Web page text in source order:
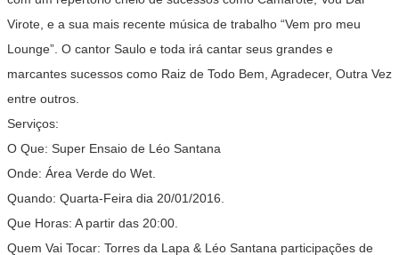
Virote, e a sua mais recente música de trabalho “Vem pro meu
Lounge”. O cantor Saulo e toda irá cantar seus grandes e
marcantes sucessos como Raiz de Todo Bem, Agradecer, Outra Vez
entre outros.
Serviços:
O Que: Super Ensaio de Léo Santana
Onde: Área Verde do Wet.
Quando: Quarta-Feira dia 20/01/2016.
Que Horas: A partir das 20:00.
Quem Vai Tocar: Torres da Lapa & Léo Santana participações de